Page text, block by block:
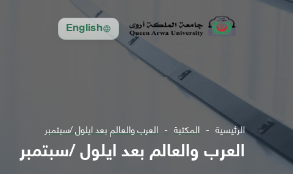
English
الرئيسية المكتبة العرب والعالم بعد ايلول /سبتمبر
العرب والعالم بعد ايلول /سبتمبر